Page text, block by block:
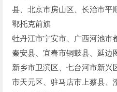
县、北京市房山区、长治市平
鄂托克前旗
牡丹江市宁安市、广西河池市
秦安县、宜春市铜鼓县、延边
新乡市卫滨区、七台河市新兴
市天元区、驻马店市上蔡县、